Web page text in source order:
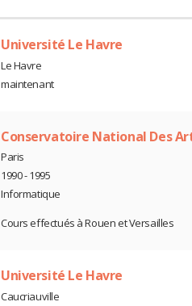
Université Le Havre
Le Havre
maintenant
Conservatoire National Des
Paris
1990 - 1995
Informatique
Cours effectués à Rouen et Versailles
Université Le Havre
Caucriauville